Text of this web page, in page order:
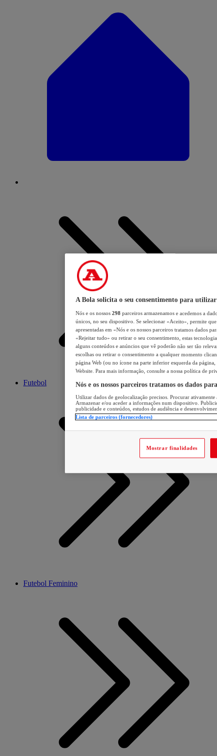
Futebol
Futebol Feminino
A Bola solicita o seu consentimento para utilizar
Nós e os nossos 298 parceiros armazenamos e acedemos a
únicos, no seu dispositivo. Se selecionar «Aceito», permite
apresentadas em «Nós e os nossos parceiros tratamos dados
«Rejeitar tudo» ou retirar o seu consentimento, estas
alguns conteúdos e anúncios que vê poderão não ser tão
escolhas ou retirar o consentimento a qualquer momento
página Web (ou no ícone na parte inferior esquerda da página,
Website. Para mais informação, consulte a nossa política de
Nós e os nossos parceiros tratamos os dados
Utilizar dados de geolocalização precisos. Procurar
Armazenar e/ou aceder a informações num dispositivo.
publicidade e conteúdos, estudos de audiência e
Lista de parceiros (fornecedores)
Mostrar finalidades